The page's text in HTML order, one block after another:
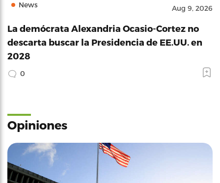
News Aug 9, 2026
La demócrata Alexandria Ocasio-Cortez no
descarta buscar la Presidencia de EE.UU. en
2028
0
Opiniones